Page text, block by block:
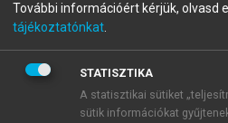
A regisztráció után a
BELÉPÉS SAJÁT
További információért kérjük, olvasd
tájékoztatónkat
STATISZTIKA
A statisztikai sütiket
sütik információkat